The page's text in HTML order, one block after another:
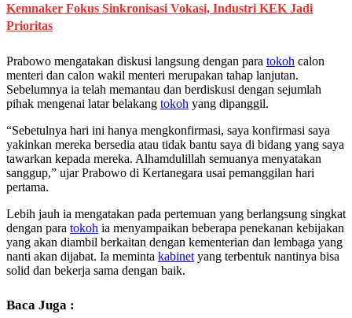
Kemnaker Fokus Sinkronisasi Vokasi, Industri KEK Jadi
Prioritas
Prabowo mengatakan diskusi langsung dengan para tokoh calon
menteri dan calon wakil menteri merupakan tahap lanjutan.
Sebelumnya ia telah memantau dan berdiskusi dengan sejumlah
pihak mengenai latar belakang tokoh yang dipanggil.
“Sebetulnya hari ini hanya mengkonfirmasi, saya konfirmasi saya
yakinkan mereka bersedia atau tidak bantu saya di bidang yang saya
tawarkan kepada mereka. Alhamdulillah semuanya menyatakan
sanggup,” ujar Prabowo di Kertanegara usai pemanggilan hari
pertama.
Lebih jauh ia mengatakan pada pertemuan yang berlangsung singkat
dengan para tokoh ia menyampaikan beberapa penekanan kebijakan
yang akan diambil berkaitan dengan kementerian dan lembaga yang
nanti akan dijabat. Ia meminta kabinet yang terbentuk nantinya bisa
solid dan bekerja sama dengan baik.
Baca Juga :